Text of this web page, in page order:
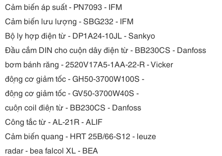
Cảm biến áp suất - PN7093 - IFM
Cảm biến lưu lượng - SBG232 - IFM
Bộ ly hợp điện từ - DP1A24-10JL - Sankyo
Đầu cắm DIN cho cuộn dây điện từ - BB230CS - Danfoss
bơm bánh răng - 2520V17A5-1AA-22-R - Vicker
động cơ giảm tốc - GH50-3700W100S -
động cơ giảm tốc - GV50-3700W40S -
cuộn coil điện từ - BB230CS - Danfoss
Công tắc từ - AL-21R - ALIF
Cảm biến quang - HRT 25B/66-S12 - leuze
radar - bea falcol XL - BEA